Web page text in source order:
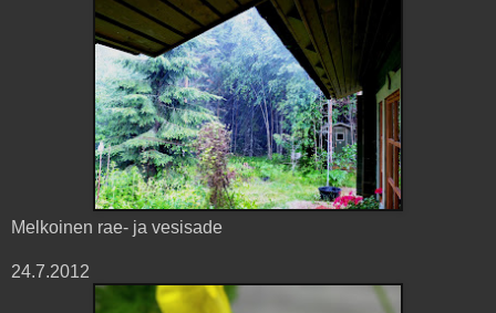
Melkoinen rae- ja vesisade
24.7.2012